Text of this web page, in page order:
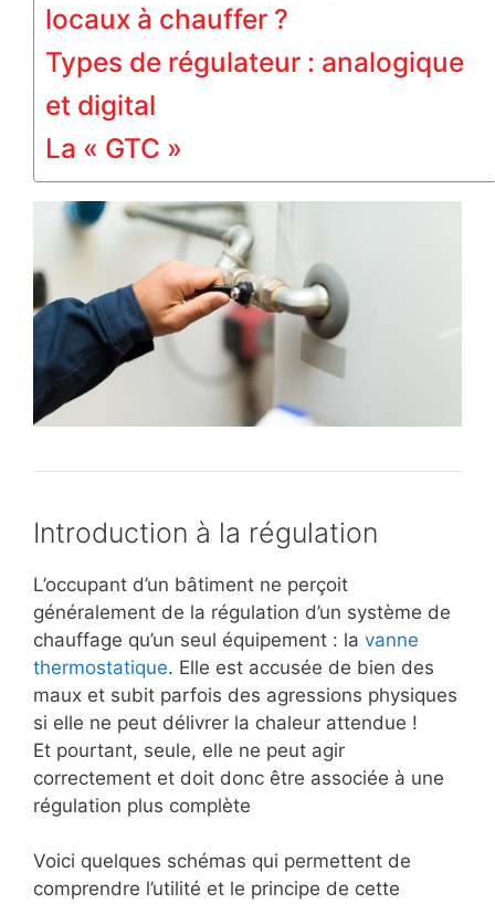
locaux à chauffer ?
Types de régulateur : analogique
et digital
La « GTC »
Introduction à la régulation
L’occupant d’un bâtiment ne perçoit
généralement de la régulation d’un système de
chauffage qu’un seul équipement : la vanne
thermostatique. Elle est accusée de bien des
maux et subit parfois des agressions physiques
si elle ne peut délivrer la chaleur attendue !
Et pourtant, seule, elle ne peut agir
correctement et doit donc être associée à une
régulation plus complète
Voici quelques schémas qui permettent de
comprendre l’utilité et le principe de cette